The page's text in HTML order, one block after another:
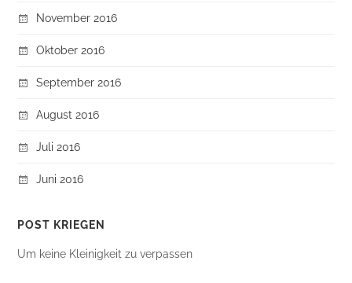
November 2016
Oktober 2016
September 2016
August 2016
Juli 2016
Juni 2016
POST KRIEGEN
Um keine Kleinigkeit zu verpassen